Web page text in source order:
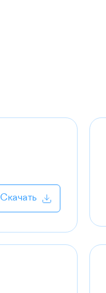
Скачать